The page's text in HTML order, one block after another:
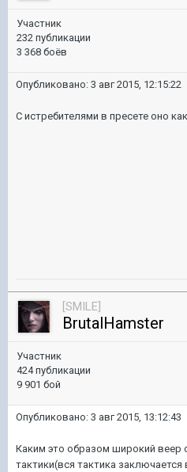
Участник
232 публикации
3 368 боёв
Опубликовано: 3 авг 2015, 12:15:22
С истребителями в пресете оно
[SMILE]
BrutalHamster
Участник
424 публикации
9 901 бой
Опубликовано: 3 авг 2015, 13:12:43
Каким это образом широкий веер
тактики(вся тактика